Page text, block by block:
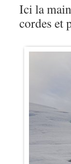
Ici la
cordes et